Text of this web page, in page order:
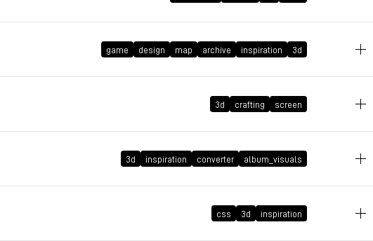
game design map archive inspiration 3d
3d crafting screen
3d inspiration converter album_visuals
css 3d inspiration